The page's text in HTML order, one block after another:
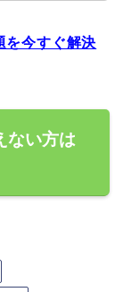
を今すぐ解決
ない方は